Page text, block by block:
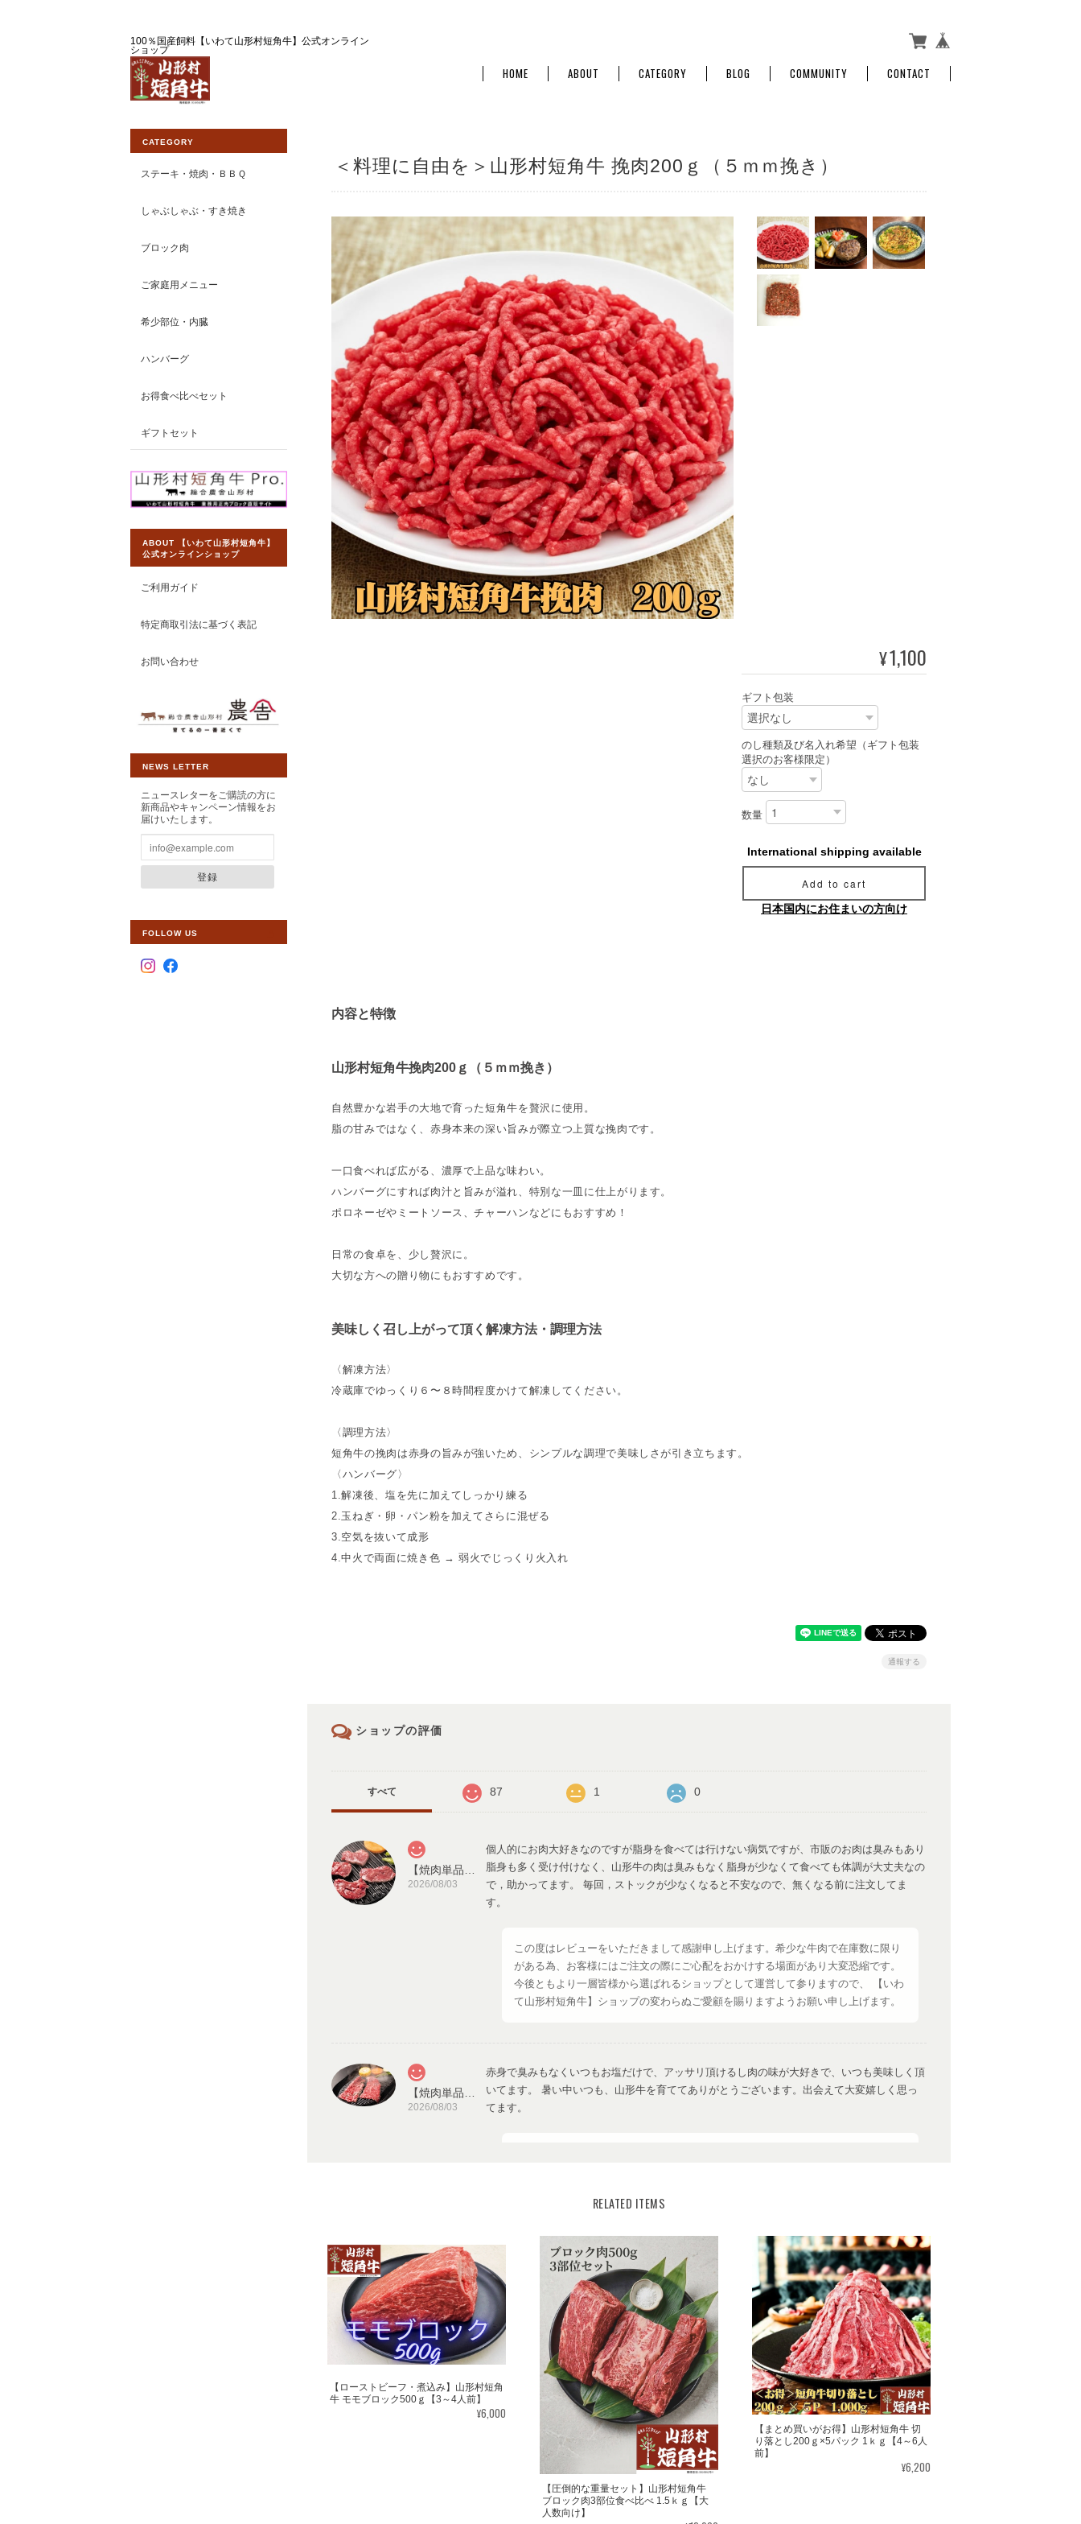
100％国産飼料【いわて山形村短角牛】公式オンライン
ショップ
HOME ABOUT CATEGORY BLOG COMMUNITY CONTACT
＜料理に自由を＞山形村短角牛 挽肉200ｇ（５ｍｍ挽き）
¥1,100
ギフト包装
のし種類及び名入れ希望（ギフト包装
選択のお客様限定）
数量
International shipping available
Add to cart
日本国内にお住まいの方向け
内容と特徴
山形村短角牛挽肉200ｇ（５ｍｍ挽き）
自然豊かな岩手の大地で育った短角牛を贅沢に使用。
脂の甘みではなく、赤身本来の深い旨みが際立つ上質な挽肉です。
一口食べれば広がる、濃厚で上品な味わい。
ハンバーグにすれば肉汁と旨みが溢れ、特別な一皿に仕上がります。
ポロネーゼやミートソース、チャーハンなどにもおすすめ！
日常の食卓を、少し贅沢に。
大切な方への贈り物にもおすすめです。
美味しく召し上がって頂く解凍方法・調理方法
〈解凍方法〉
冷蔵庫でゆっくり６〜８時間程度かけて解凍してください。
〈調理方法〉
短角牛の挽肉は赤身の旨みが強いため、シンプルな調理で美味しさが引き立ちます。
〈ハンバーグ〉
1.解凍後、塩を先に加えてしっかり練る
2.玉ねぎ・卵・パン粉を加えてさらに混ぜる
3.空気を抜いて成形
4.中火で両面に焼き色 → 弱火でじっくり火入れ
通報する
ショップの評価
すべて 87 1 0
2026/08/03
個人的にお肉大好きなのですが脂身を食べては行けない病気ですが、市販のお肉は臭みもあり
脂身も多く受け付けなく、山形牛の肉は臭みもなく脂身が少なくて食べても体調が大丈夫なの
で，助かってます。 毎回，ストックが少なくなると不安なので、無くなる前に注文してま
す。
この度はレビューをいただきまして感謝申し上げます。希少な牛肉で在庫数に限り
がある為、お客様にはご注文の際にご心配をおかけする場面があり大変恐縮です。
今後ともより一層皆様から選ばれるショップとして運営して参りますので、 【いわ
て山形村短角牛】ショップの変わらぬご愛顧を賜りますようお願い申し上げます。
2026/08/03
赤身で臭みもなくいつもお塩だけで、アッサリ頂けるし肉の味が大好きで、いつも美味しく頂
いてます。 暑い中いつも、山形牛を育ててありがとうございます。出会えて大変嬉しく思っ
てます。
形村短角牛】ショップの変わらぬご愛顧を賜りますようお願い申し上げます。
【焼肉食べ比べセット】山形村短角牛 おうち焼肉3部位食べ比べ 600ｇ【4〜5人前】
2026/07/15
【ステーキ食べ比べセット】山形村短角牛 特選ステーキ3部位食べ比べ 500ｇ【3〜4人前】
2026/07/08
ヒレとロースしかまだ食べてませんが、ヒレは赤身とは思えないほど柔らかく美味でした。
ロースはレアで食したら少々歯応えがあったのでよく焼いた方がいいかも。 どちらもさっぱ
りしていて、美味しかったです。
この度は素敵なレビューをいただきまして大変光栄です。赤身の旨味には自信を持
ってご提供しておりますので、残りのサーロインもご満足いただけることを願って
おります。 今後ともより一層皆様から選ばれるショップとして運営して参りますの
で、 【いわて山形村短角牛】ショップの変わらぬご愛顧を賜りますようお願い申し
上げます。
RELATED ITEMS
【ローストビーフ・煮込み】山形村短角
牛 モモブロック500ｇ【3～4人前】
¥6,000
【圧倒的な重量セット】山形村短角牛
ブロック肉3部位食べ比べ 1.5ｋｇ【大
人数向け】
【まとめ買いがお得】山形村短角牛 切
り落とし200ｇ×5パック 1ｋｇ【4～6人
前】
¥6,200
CATEGORY
ステーキ・焼肉・ＢＢＱ
しゃぶしゃぶ・すき焼き
ブロック肉
ご家庭用メニュー
希少部位・内臓
ハンバーグ
お得食べ比べセット
ギフトセット
ABOUT 【いわて山形村短角牛】
公式オンラインショップ
ご利用ガイド
特定商取引法に基づく表記
お問い合わせ
NEWS LETTER
ニュースレターをご購読の方に
新商品やキャンペーン情報をお
届けいたします。
登録
FOLLOW US